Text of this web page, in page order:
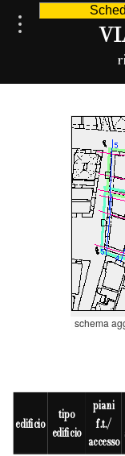
schema
edificio
tipo
edificio
piani
f.t./
accesso